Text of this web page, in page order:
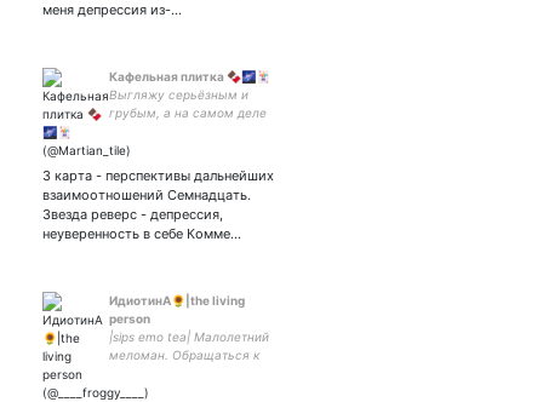
меня депрессия из-…
Кафельная плитка 🍫🌌🃏
Выгляжу серьёзным и
грубым, а на самом деле
космонавт и утка отходят
импра тут фоном, нытье в
основном, сорян
3 карта - перспективы дальнейших
взаимоотношений Семнадцать.
Звезда реверс - депрессия,
неуверенность в себе Комме…
ИдиотинА🌻|the living
person
|sips emo tea| Малолетний
меломан. Обращаться к
Мила. Не взаимный she/he